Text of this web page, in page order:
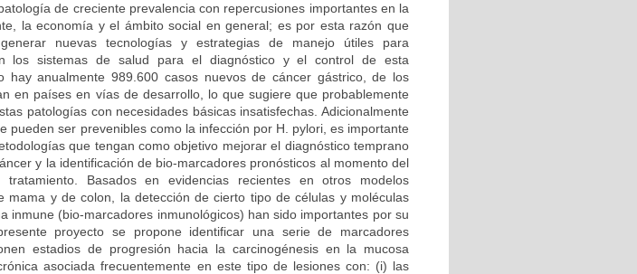
de creciente prevalencia con repercusiones importantes en la
la economía y el ámbito social en general; es por esta razón que
nuevas tecnologías y estrategias de manejo útiles para
los sistemas de salud para el diagnóstico y el control de esta
hay anualmente 989.600 casos nuevos de cáncer gástrico, de los
en países en vías de desarrollo, lo que sugiere que probablemente
patologías con necesidades básicas insatisfechas. Adicionalmente
pueden ser prevenibles como la infección por H. pylori, es importante
que tengan como objetivo mejorar el diagnóstico temprano
y la identificación de bio-marcadores pronósticos al momento del
Basados en evidencias recientes en otros modelos
mama y de colon, la detección de cierto tipo de células y moléculas
inmune (bio-marcadores inmunológicos) han sido importantes por su
proyecto se propone identificar una serie de marcadores
estadios de progresión hacia la carcinogénesis en la mucosa
asociada frecuentemente en este tipo de lesiones con: (i) las